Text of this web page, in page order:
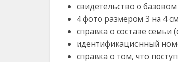
свидетельство о
4 фото размером 3 на 4
справка о составе семьи
идентификационный
справка о том, что